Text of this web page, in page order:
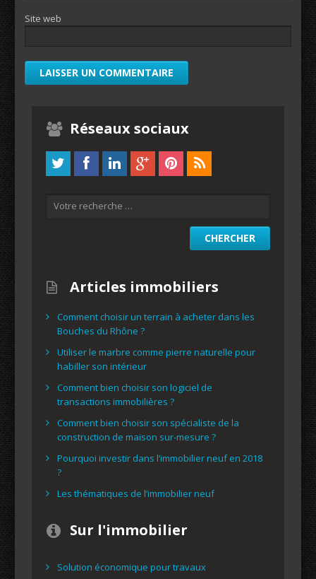
Site web
Réseaux sociaux
Articles immobiliers
Comment choisir un terrain à acheter dans les
Bouches du Rhône ?
Utiliser le marbre comme pierre naturelle pour
habiller son intérieur
Comment bien choisir son logiciel de
transactions immobilières ?
Comment bien choisir son spécialiste de la
construction de maison sur-mesure ?
Pourquoi investir dans l’immobilier neuf en 2018
?
Les thématiques de l’immobilier neuf
Sur l'immobilier
Solution économique pour travaux